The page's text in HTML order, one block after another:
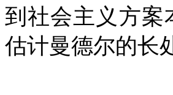
到社会主义方案
估计曼德尔的长